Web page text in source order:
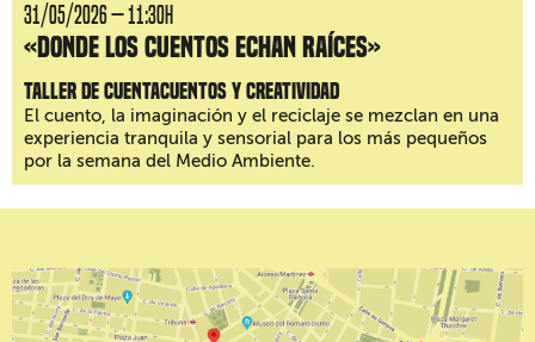
31/05/2026 — 11:30H
«Donde los cuentos echan raíces»
Taller de cuentacuentos y creatividad
El cuento, la imaginación y el reciclaje se mezclan en una
experiencia tranquila y sensorial para los más pequeños
por la semana del Medio Ambiente.